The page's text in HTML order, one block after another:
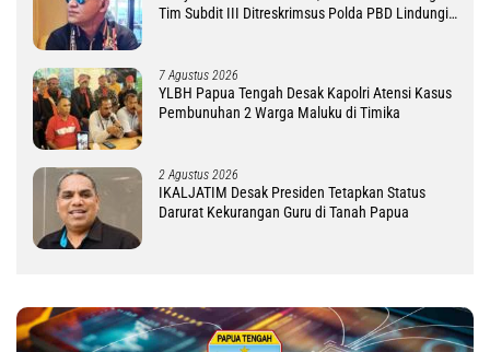
Tim Subdit III Ditreskrimsus Polda PBD Lindungi
7 Agustus 2026
YLBH Papua Tengah Desak Kapolri Atensi Kasus
Pembunuhan 2 Warga Maluku di Timika
2 Agustus 2026
IKALJATIM Desak Presiden Tetapkan Status
Darurat Kekurangan Guru di Tanah Papua